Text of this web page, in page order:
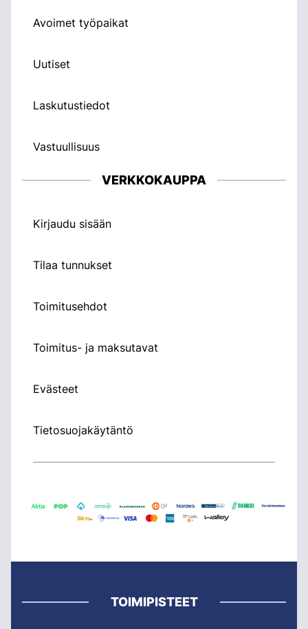
Avoimet työpaikat
Uutiset
Laskutustiedot
Vastuullisuus
VERKKOKAUPPA
Kirjaudu sisään
Tilaa tunnukset
Toimitusehdot
Toimitus- ja maksutavat
Evästeet
Tietosuojakäytäntö
TOIMIPISTEET